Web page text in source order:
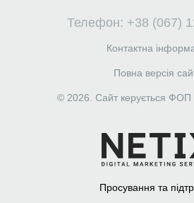
Телефон: +38 (067)
Контактна
Повна версія
© 2026. Сайт керується
Просування та